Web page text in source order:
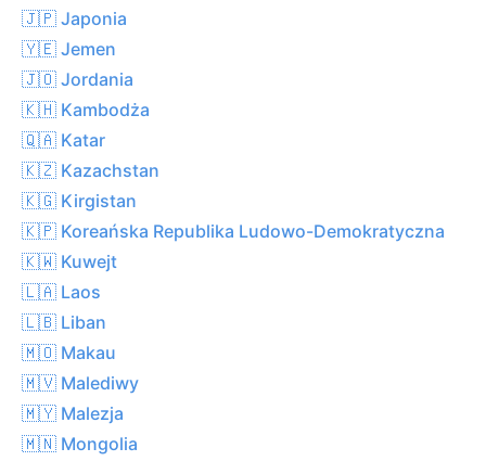
🇯🇵 Japonia
🇾🇪 Jemen
🇯🇴 Jordania
🇰🇭 Kambodża
🇶🇦 Katar
🇰🇿 Kazachstan
🇰🇬 Kirgistan
🇰🇵 Koreańska Republika Ludowo-Demokratyczna
🇰🇼 Kuwejt
🇱🇦 Laos
🇱🇧 Liban
🇲🇴 Makau
🇲🇻 Malediwy
🇲🇾 Malezja
🇲🇳 Mongolia